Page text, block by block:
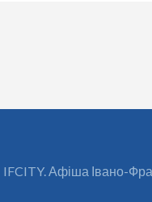
IFCITY. Афіша Івано-